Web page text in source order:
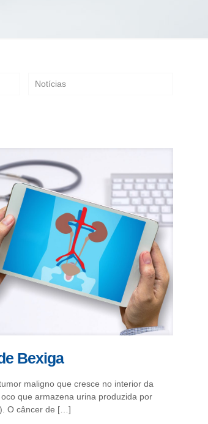
Notícias
Bexiga
maligno que cresce no interior da
que armazena urina produzida por
O câncer de […]